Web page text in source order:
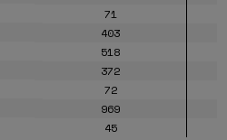
71
403
518
372
72
969
45